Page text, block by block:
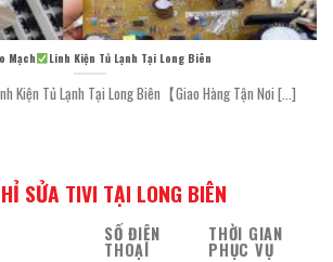
Mạch Linh Kiện Tủ Lạnh Tại Long Biên
Kiện Tủ Lạnh Tại Long Biên【Giao Hàng Tận Nơi [...]
SỬA TIVI TẠI LONG BIÊN
SỐ ĐIỆN
THOẠI
THỜI GIAN
PHỤC VỤ